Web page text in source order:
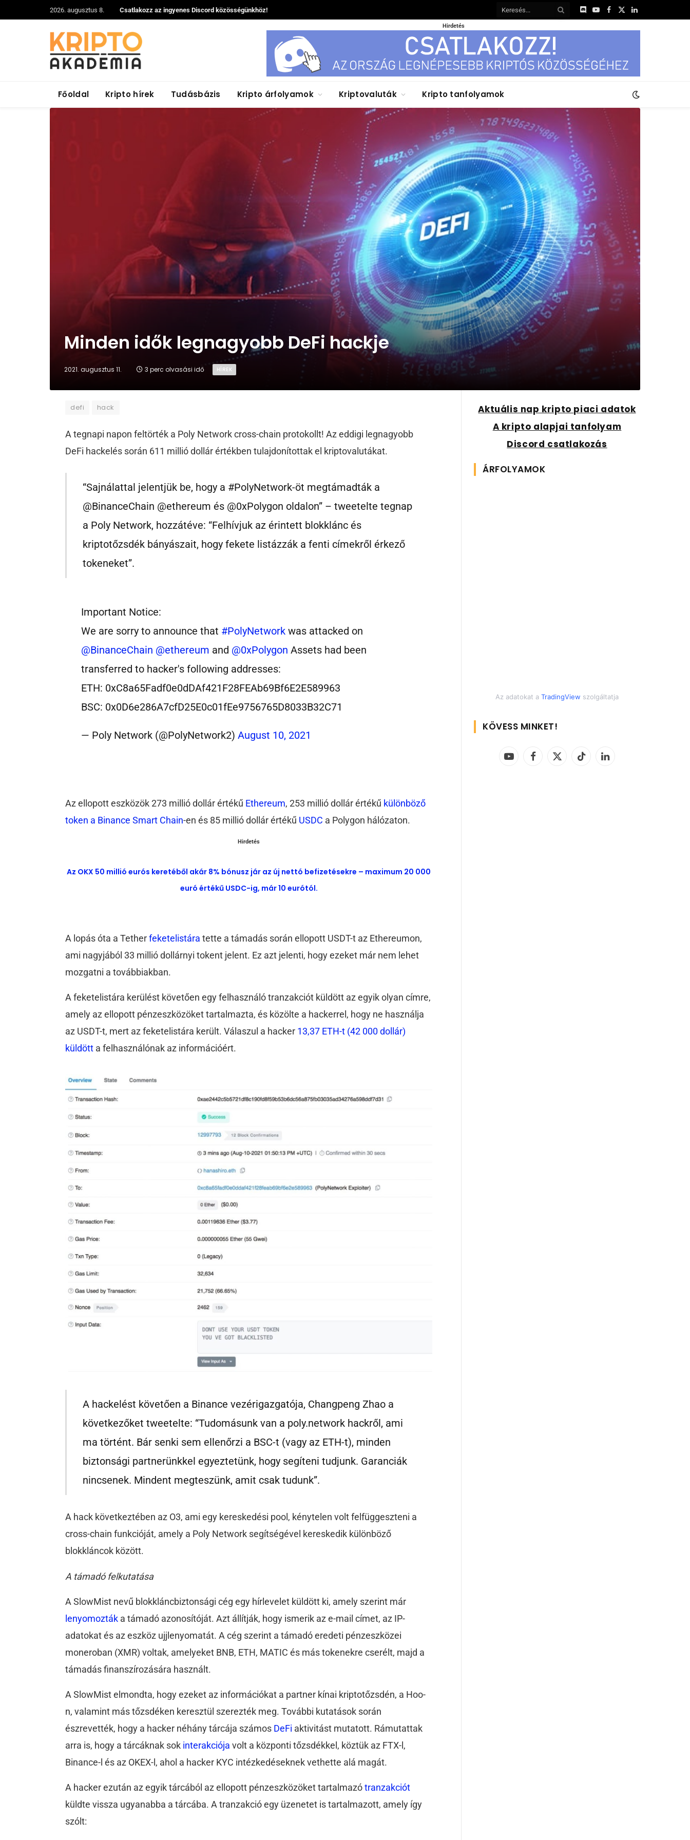
2026. augusztus 8. Csatlakozz az ingyenes Discord közösségünkhöz!
DiscordYouTube
Facebook
X
LinkedIn
Hirdetés
Főoldal Kripto hírek Tudásbázis Kripto árfolyamok Kriptovaluták Kripto tanfolyamok
Minden idők legnagyobb DeFi hackje
2021. augusztus 11. 3 perc olvasási idő HÍREK
defi hack
A tegnapi napon feltörték a Poly Network cross-chain protokollt! Az eddigi legnagyobb
DeFi hackelés során 611 millió dollár értékben tulajdonítottak el kriptovalutákat.
“Sajnálattal jelentjük be, hogy a #PolyNetwork-öt megtámadták a
@BinanceChain @ethereum és @0xPolygon oldalon” – tweetelte tegnap
a Poly Network, hozzátéve: “Felhívjuk az érintett blokklánc és
kriptotőzsdék bányászait, hogy fekete listázzák a fenti címekről érkező
tokeneket”.
Important Notice:
We are sorry to announce that #PolyNetworkwas attacked on
@BinanceChain @ethereum and @0xPolygon Assets had been
transferred to hacker's following addresses:
ETH: 0xC8a65Fadf0e0dDAf421F28FEAb69Bf6E2E589963
BSC: 0x0D6e286A7cfD25E0c01fEe9756765D8033B32C71
— Poly Network (@PolyNetwork2) August 10, 2021
Az ellopott eszközök 273 millió dollár értékű Ethereum, 253 millió dollár értékű különböző
token a Binance Smart Chain-en és 85 millió dollár értékű USDC a Polygon hálózaton.
Hirdetés
Az OKX 50 millió eurós keretéből akár 8% bónusz jár az új nettó befizetésekre – maximum 20 000
euró értékű USDC-ig, már 10 eurótól.
A lopás óta a Tetherfeketelistára tette a támadás során ellopott USDT-t az Ethereumon,
ami nagyjából 33 millió dollárnyi tokent jelent. Ez azt jelenti, hogy ezeket már nem lehet
mozgatni a továbbiakban.
A feketelistára kerülést követően egy felhasználó tranzakciót küldött az egyik olyan címre,
amely az ellopott pénzeszközöket tartalmazta, és közölte a hackerrel, hogy ne használja
az USDT-t, mert az feketelistára került. Válaszul a hacker 13,37 ETH-t (42 000 dollár)
küldött a felhasználónak az információért.
A hackelést követően a Binance vezérigazgatója, Changpeng Zhao a
következőket tweetelte: “Tudomásunk van a poly.network hackről, ami
ma történt. Bár senki sem ellenőrzi a BSC-t (vagy az ETH-t), minden
biztonsági partnerünkkel egyeztetünk, hogy segíteni tudjunk. Garanciák
nincsenek. Mindent megteszünk, amit csak tudunk”.
A hack következtében az O3, ami egy kereskedési pool, kénytelen volt felfüggeszteni a
cross-chain funkcióját, amely a Poly Network segítségével kereskedik különböző
blokkláncok között.
A támadó felkutatása
A SlowMist nevű blokkláncbiztonsági cég egy hírlevelet küldött ki, amely szerint már
lenyomozták a támadó azonosítóját. Azt állítják, hogy ismerik az e-mail címet, az IP-
adatokat és az eszköz ujjlenyomatát. A cég szerint a támadó eredeti pénzeszközei
moneroban (XMR) voltak, amelyeket BNB, ETH, MATIC és más tokenekre cserélt, majd a
támadás finanszírozására használt.
A SlowMist elmondta, hogy ezeket az információkat a partner kínai kriptotőzsdén, a Hoo-
n, valamint más tőzsdéken keresztül szerezték meg. További kutatások során
észrevették, hogy a hacker néhány tárcája számos DeFi aktivitást mutatott. Rámutattak
arra is, hogy a tárcáknak sok interakciója volt a központi tőzsdékkel, köztük az FTX-l,
Binance-l és az OKEX-l, ahol a hacker KYC intézkedéseknek vethette alá magát.
A hacker ezután az egyik tárcából az ellopott pénzeszközöket tartalmazótranzakciót
küldte vissza ugyanabba a tárcába. A tranzakció egy üzenetet is tartalmazott, amely így
szólt:
Aktuális nap kripto piaci adatok
A kripto alapjai tanfolyam
Discord csatlakozás
ÁRFOLYAMOK
Az adatokat a TradingView szolgáltatja
KÖVESS MINKET!
YouTubeFacebook
X
TikTok LinkedIn